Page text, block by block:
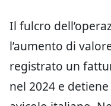
Il fulcro
l’aumento di
registrato un
nel 2024 e